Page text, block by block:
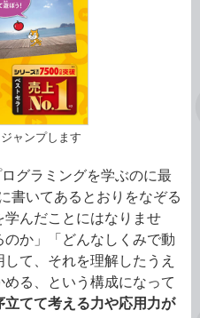
ャンプします
グラミングを学ぶのに最
書いてあるとおりをなぞる
んだことにはなりませ
か」「どんなしくみで動
て、それを理解したうえ
る、という構成になって
立てて考える力や応用力が